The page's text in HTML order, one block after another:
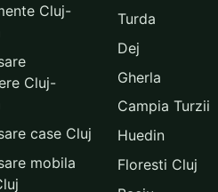
Cluj-
Cluj-
case Cluj
mobila
Turda
Dej
Gherla
Campia Turzii
Huedin
Floresti Cluj